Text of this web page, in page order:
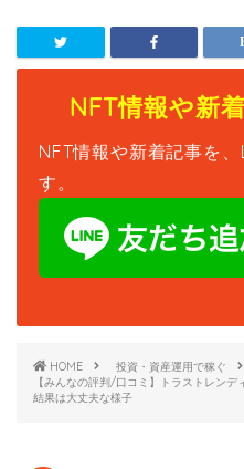
NFT情報や新
NFT情報や新着記事を
す。
HOME
投資・資産運用で稼ぐ
【みんなの評判/口コミ】トラストレン
結果は大丈夫な様子